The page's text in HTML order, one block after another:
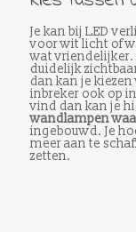
Je kan bij LED
voor wit licht of
wat vriendelijker.
duidelijk
dan kan je
inbreker ook op
vind dan kan je
wandlampen
ingebouwd. Je
meer aan te
zetten.